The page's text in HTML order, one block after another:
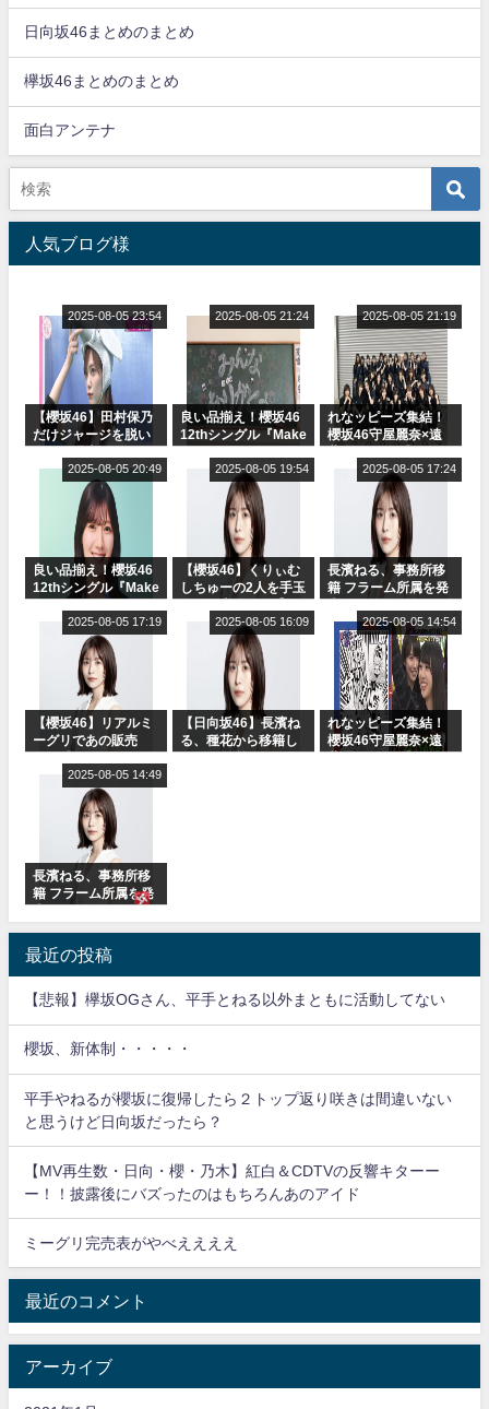
日向坂46まとめのまとめ
欅坂46まとめのまとめ
面白アンテナ
人気ブログ様
【櫻坂46】田村保乃
だけジャージを脱い
2025-08-05 23:54
良い品揃え！櫻坂46
12thシングル『Make
ャルグッズ絶賛販売
2025-08-05 21:24
れなッピーズ集結！
櫻坂46守屋麗奈×遠
ット！」水曜スタジ
オ出演決定
2025-08-05 21:19
良い品揃え！櫻坂46
12thシングル『Make
ャルグッズ絶賛販売
2025-08-05 20:49
【櫻坂46】くりぃむ
しちゅーの2人を手玉
りぃむナンタラ】
2025-08-05 19:54
長濱ねる、事務所移
籍 フラーム所属を発
2025-08-05 17:24
【櫻坂46】リアルミ
ーグリであの販売
Break』オフィシャ
ルグッズ解禁
2025-08-05 17:19
【日向坂46】長濱ね
る、種花から移籍し
2025-08-05 16:09
れなッピーズ集結！
櫻坂46守屋麗奈×遠
2025-08-05 14:54
長濱ねる、事務所移
籍 フラーム所属を発
2025-08-05 14:49
最近の投稿
【悲報】欅坂OGさん、平手とねる以外まともに活動してない
櫻坂、新体制・・・・・
平手やねるが櫻坂に復帰したら２トップ返り咲きは間違いない
と思うけど日向坂だったら？
【MV再生数・日向・櫻・乃木】紅白＆CDTVの反響キターー
ー！！披露後にバズったのはもちろんあのアイド
ミーグリ完売表がやべええええ
最近のコメント
アーカイブ